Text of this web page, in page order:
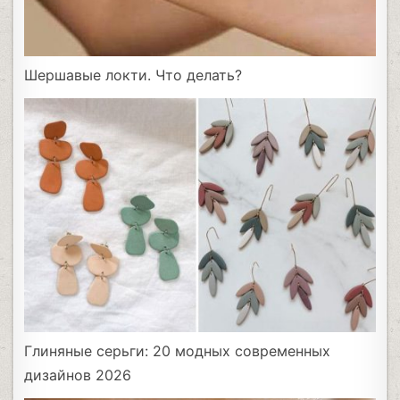
Шершавые локти. Что делать?
Глиняные серьги: 20 модных современных
дизайнов 2026